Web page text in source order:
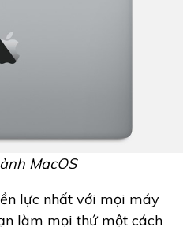
MacOS
lực nhất với mọi máy
làm mọi thứ một cách